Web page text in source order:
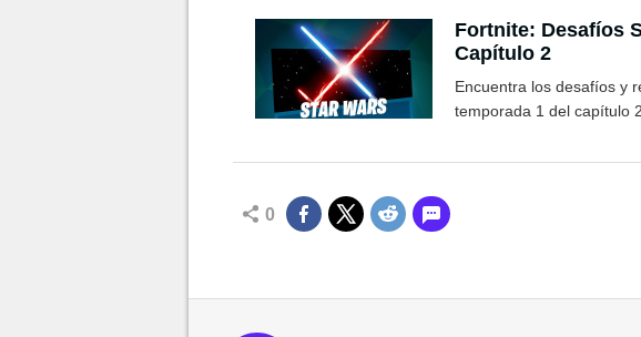
Fortnite: Desafíos
Capítulo 2
Encuentra los desafíos y
temporada 1 del capítulo
0